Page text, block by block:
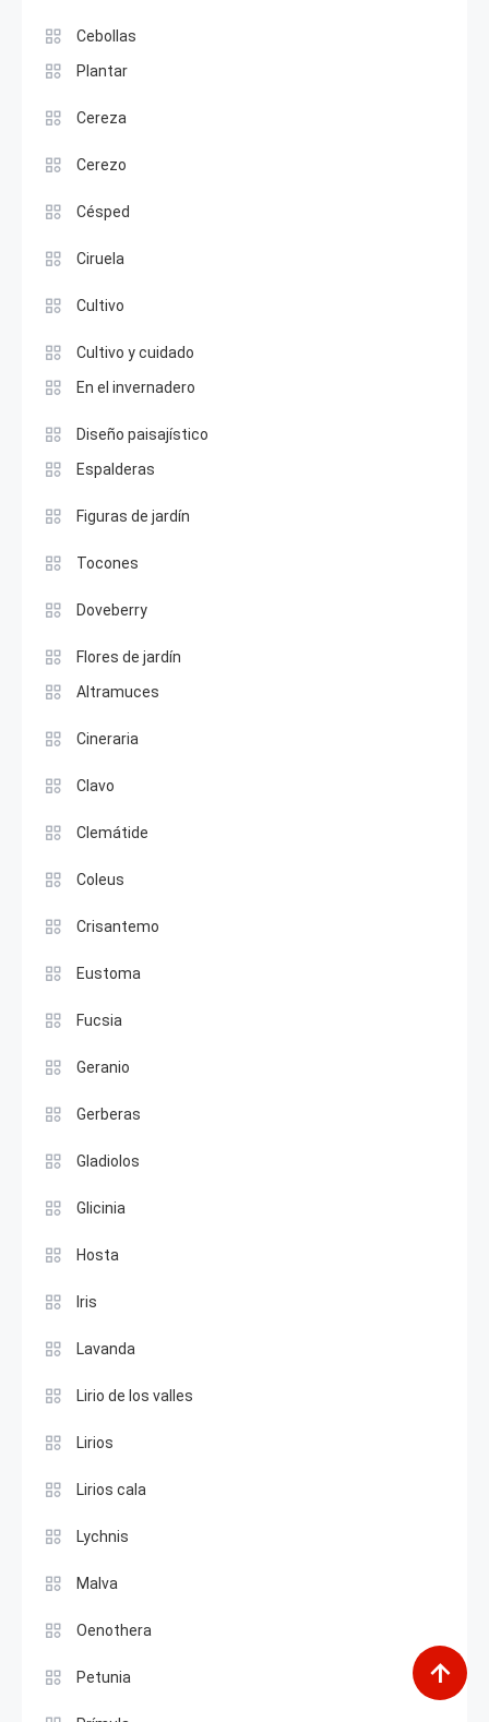
Cebollas
Plantar
Cereza
Cerezo
Césped
Ciruela
Cultivo
Cultivo y cuidado
En el invernadero
Diseño paisajístico
Espalderas
Figuras de jardín
Tocones
Doveberry
Flores de jardín
Altramuces
Cineraria
Clavo
Clemátide
Coleus
Crisantemo
Eustoma
Fucsia
Geranio
Gerberas
Gladiolos
Glicinia
Hosta
Iris
Lavanda
Lirio de los valles
Lirios
Lirios cala
Lychnis
Malva
Oenothera
Petunia